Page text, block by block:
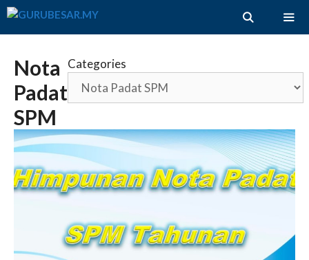
Skip
Nota
Padat
SPM
Categories